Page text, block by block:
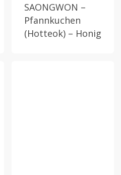
SAONGWON –
Pfannkuchen
(Hotteok) – Honig